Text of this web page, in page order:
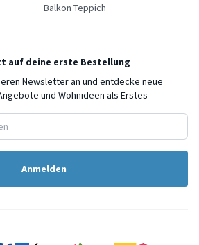
Balkon Teppich
auf deine erste Bestellung
Newsletter an und entdecke neue
und Wohnideen als Erstes
Anmelden